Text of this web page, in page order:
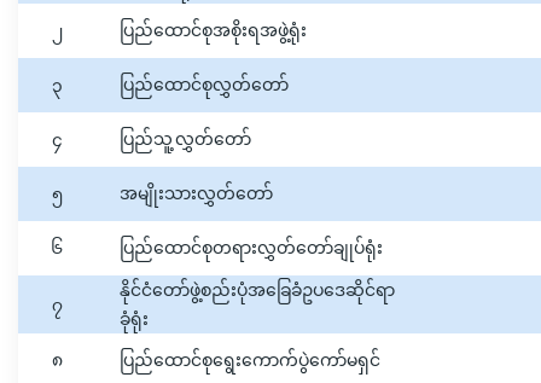
၂ ပြည်ထောင်စုအစိုးရအဖွဲ့ရုံး
၃ ပြည်ထောင်စုလွှတ်တော်
၄ ပြည်သူ့လွှတ်တော်
၅ အမျိုးသားလွှတ်တော်
၆ ပြည်ထောင်စုတရားလွှတ်တော်ချုပ်ရုံး
၇
နိုင်ငံတော်ဖွဲ့စည်းပုံအခြေခံဥပဒေဆိုင်ရာ
ခုံရုံး
၈ ပြည်ထောင်စုရွေးကောက်ပွဲကော်မရှင်